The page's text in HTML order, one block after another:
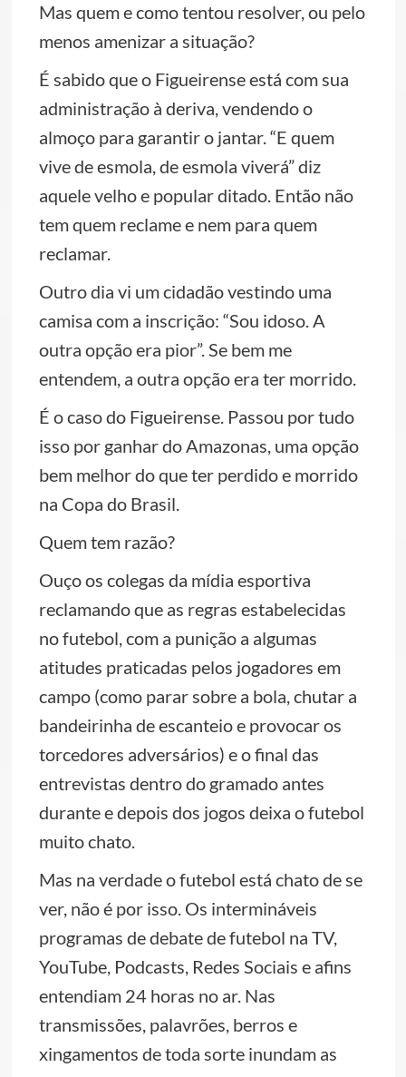
Mas quem e como tentou resolver, ou pelo
menos amenizar a situação?
É sabido que o Figueirense está com sua
administração à deriva, vendendo o
almoço para garantir o jantar. “E quem
vive de esmola, de esmola viverá” diz
aquele velho e popular ditado. Então não
tem quem reclame e nem para quem
reclamar.
Outro dia vi um cidadão vestindo uma
camisa com a inscrição: “Sou idoso. A
outra opção era pior”. Se bem me
entendem, a outra opção era ter morrido.
É o caso do Figueirense. Passou por tudo
isso por ganhar do Amazonas, uma opção
bem melhor do que ter perdido e morrido
na Copa do Brasil.
Quem tem razão?
Ouço os colegas da mídia esportiva
reclamando que as regras estabelecidas
no futebol, com a punição a algumas
atitudes praticadas pelos jogadores em
campo (como parar sobre a bola, chutar a
bandeirinha de escanteio e provocar os
torcedores adversários) e o final das
entrevistas dentro do gramado antes
durante e depois dos jogos deixa o futebol
muito chato.
Mas na verdade o futebol está chato de se
ver, não é por isso. Os intermináveis
programas de debate de futebol na TV,
YouTube, Podcasts, Redes Sociais e afins
entendiam 24 horas no ar. Nas
transmissões, palavrões, berros e
xingamentos de toda sorte inundam as